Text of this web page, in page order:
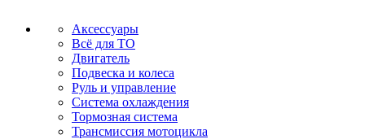
Аксессуары
Всё для ТО
Двигатель
Подвеска и колеса
Руль и управление
Система охлаждения
Тормозная система
Трансмиссия мотоцикла